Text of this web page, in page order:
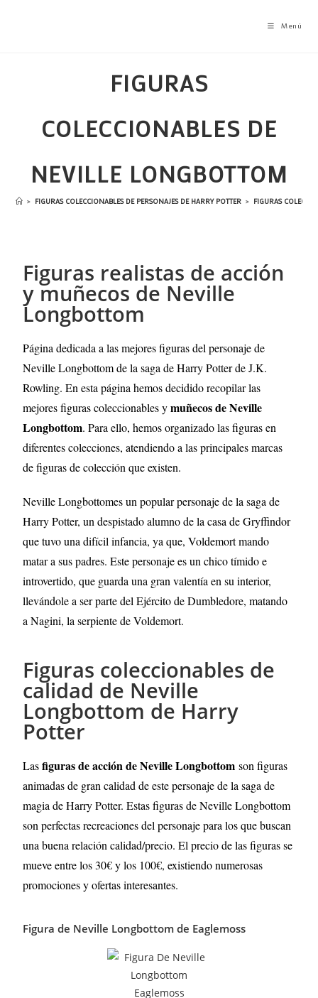
Menú
FIGURAS
COLECCIONABLES DE
NEVILLE LONGBOTTOM
> FIGURAS COLECCIONABLES DE PERSONAJES DE HARRY POTTER > FIGURAS
Figuras realistas de acción
y muñecos de Neville
Longbottom
Página dedicada a las mejores figuras del personaje de
Neville Longbottom de la saga de Harry Potter de J.K.
Rowling. En esta página hemos decidido recopilar las
mejores figuras coleccionables ymuñecos de Neville
Longbottom. Para ello, hemos organizado las figuras en
diferentes colecciones, atendiendo a las principales marcas
de figuras de colección que existen.
Neville Longbottomes un popular personaje de la saga de
Harry Potter, un despistado alumno de la casa de Gryffindor
que tuvo una difícil infancia, ya que, Voldemort mando
matar a sus padres. Este personaje es un chico tímido e
introvertido, que guarda una gran valentía en su interior,
llevándole a ser parte del Ejército de Dumbledore, matando
a Nagini, la serpiente de Voldemort.
Figuras coleccionables de
calidad de Neville
Longbottom de Harry
Potter
Lasfiguras de acción de Neville Longbottomson figuras
animadas de gran calidad de este personaje de la saga de
magia de Harry Potter. Estas figuras de Neville Longbottom
son perfectas recreaciones del personaje para los que buscan
una buena relación calidad/precio. El precio de las figuras se
mueve entre los 30€ y los 100€, existiendo numerosas
promociones y ofertas interesantes.
Figura de Neville Longbottom de Eaglemoss